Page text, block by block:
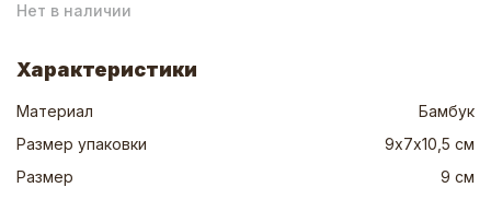
Нет в наличии
Характеристики
Материал
Бамбук
Размер упаковки
9х7х10,5 см
Размер
9 см